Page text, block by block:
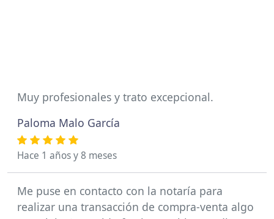
Muy profesionales y trato excepcional.
Paloma Malo García
Hace 1 años y 8 meses
Me puse en contacto con la notaría para
realizar una transacción de compra-venta algo